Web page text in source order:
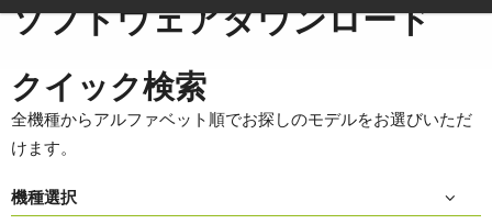
ソフトウェアダウンロード
クイック検索
全機種からアルファベット順でお探しのモデルをお選びいただ
けます。
機種選択